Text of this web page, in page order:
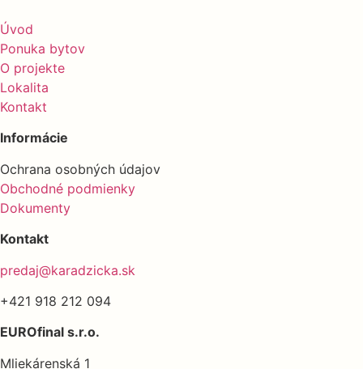
Úvod
Ponuka bytov
O projekte
Lokalita
Kontakt
Informácie
Ochrana osobných údajov
Obchodné podmienky
Dokumenty
Kontakt
predaj@karadzicka.sk
+421 918 212 094
EUROfinal s.r.o.
Mliekárenská 1